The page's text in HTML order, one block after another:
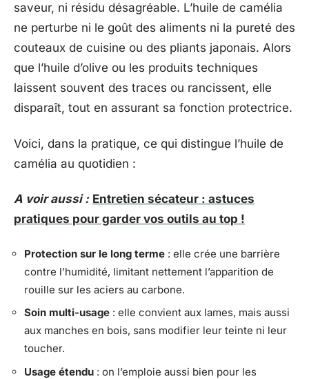
saveur, ni résidu désagréable. L’huile de camélia
ne perturbe ni le goût des aliments ni la pureté des
couteaux de cuisine ou des pliants japonais. Alors
que l’huile d’olive ou les produits techniques
laissent souvent des traces ou rancissent, elle
disparaît, tout en assurant sa fonction protectrice.
Voici, dans la pratique, ce qui distingue l’huile de
camélia au quotidien :
A voir aussi : Entretien sécateur : astuces
pratiques pour garder vos outils au top !
Protection sur le long terme : elle crée une barrière
contre l’humidité, limitant nettement l’apparition de
rouille sur les aciers au carbone.
Soin multi-usage : elle convient aux lames, mais aussi
aux manches en bois, sans modifier leur teinte ni leur
toucher.
Usage étendu : on l’emploie aussi bien pour les